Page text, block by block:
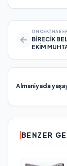
ÖNCEKI
BİRECİK
EKİM
Almaniyada
BENZER